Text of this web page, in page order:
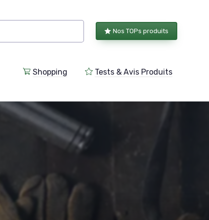
Nos TOPs produits
Shopping Tests & Avis Produits